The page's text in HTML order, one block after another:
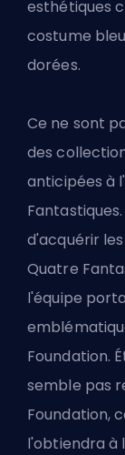
esthétiques
costume
dorées.
Ce ne sont
des
anticipées à
Fantastiques
d'acquérir
Quatre
l'équipe
Foundation.
semble pas
Foundation,
l'obtiendra à